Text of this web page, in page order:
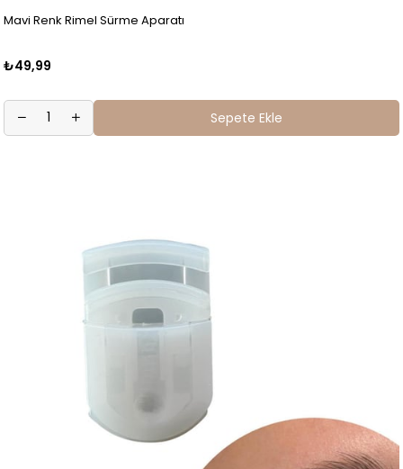
Mavi Renk Rimel Sürme Aparatı
₺49,99
Sepete Ekle